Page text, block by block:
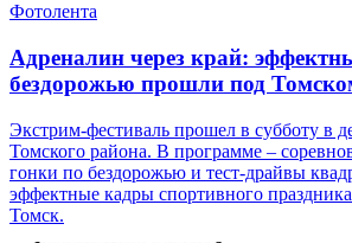
Фотолента
Адреналин через край:
бездорожью прошли под
Экстрим-фестиваль прошел в субботу в
Томского района. В программе –
гонки по бездорожью и тест-драйвы
эффектные кадры спортивного
Томск.